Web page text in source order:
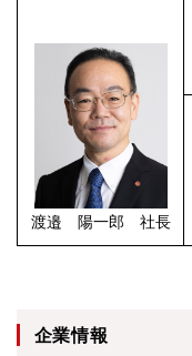
渡邉 陽一郎 社長
企業情報